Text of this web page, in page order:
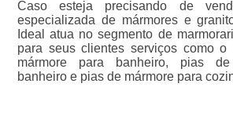
Caso esteja precisando de
especializada de mármores e
Ideal atua no segmento de
para seus clientes serviços como o
mármore para banheiro, pias
banheiro e pias de mármore para